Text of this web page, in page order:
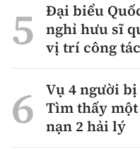
Đại biểu
nghỉ hưu sĩ
vị trí công tác
Vụ 4 người
Tìm thấy
nạn 2 hải lý